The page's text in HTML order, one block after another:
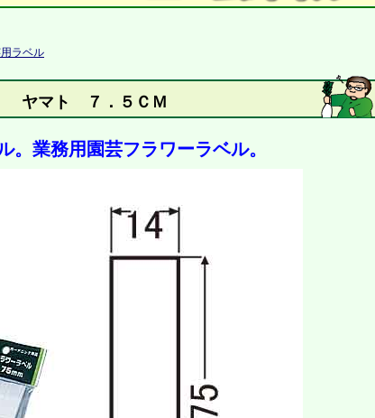
ラベル
ヤマト ７．５ＣＭ
業務用園芸フラワーラベル。